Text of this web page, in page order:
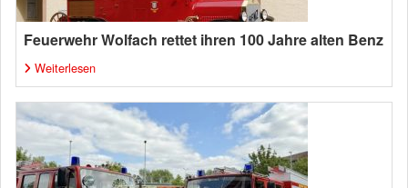
Feuerwehr Wolfach rettet ihren 100 Jahre alten Benz
Weiterlesen